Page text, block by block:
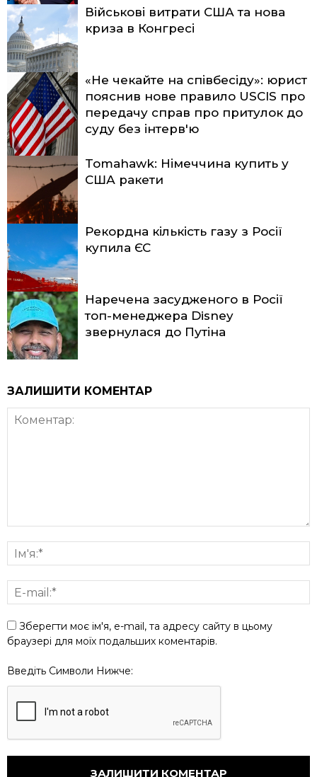
Військові витрати США та нова
криза в Конгресі
«Не чекайте на співбесіду»: юрист
пояснив нове правило USCIS про
передачу справ про притулок до
суду без інтерв'ю
Tomahawk: Німеччина купить у
США ракети
Рекордна кількість газу з Росії
купила ЄС
Наречена засудженого в Росії
топ-менеджера Disney
звернулася до Путіна
ЗАЛИШИТИ КОМЕНТАР
Зберегти моє ім'я, e-mail, та адресу сайту в цьому
браузері для моїх подальших коментарів.
Введіть Символи Нижче: